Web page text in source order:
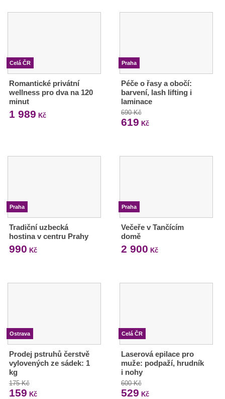
Celá ČR
Romantické privátní
wellness pro dva na 120
minut
1 989 Kč
Praha
Péče o řasy a obočí:
barvení, lash lifting i
laminace
690 Kč
619 Kč
Praha
Tradiční uzbecká
hostina v centru Prahy
990 Kč
Praha
Večeře v Tančícím
domě
2 900 Kč
Ostrava
Prodej pstruhů čerstvě
vylovených ze sádek: 1
kg
175 Kč
159 Kč
Celá ČR
Laserová epilace pro
muže: podpaží, hrudník
i nohy
600 Kč
529 Kč